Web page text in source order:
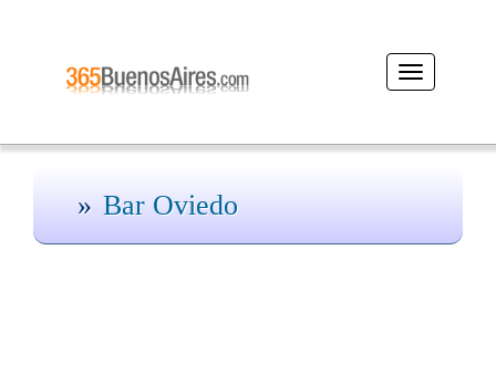
Desplegar
navegación
Bar Oviedo